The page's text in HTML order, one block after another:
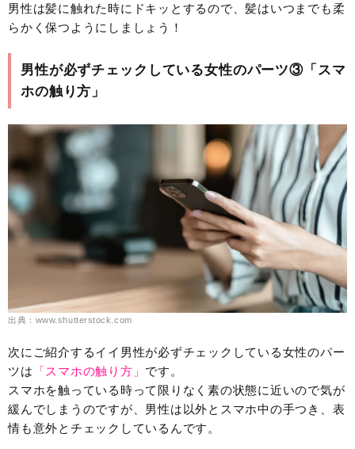
男性は髪に触れた時にドキッとするので、髪はいつまでも柔
らかく保つようにしましょう！
男性が必ずチェックしている女性のパーツ③「スマ
ホの触り方」
出典：www.shutterstock.com
次にご紹介するイイ男性が必ずチェックしている女性のパー
ツは 「スマホの触り方」 です。
スマホを触っている時って限りなく素の状態に近いので気が
緩んでしまうのですが、男性は以外とスマホ中の手つき、表
情も意外とチェックしているんです。